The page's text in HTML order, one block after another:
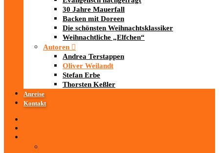
30 Jahre Mauerfall
Backen mit Doreen
Die schönsten Weihnachtsklassiker
Weihnachtliche „Elfchen“
Autoren
Andrea Terstappen
Oliver Weilandt
Stefan Erbe
Thorsten Keßler
Anreise
Kontakt